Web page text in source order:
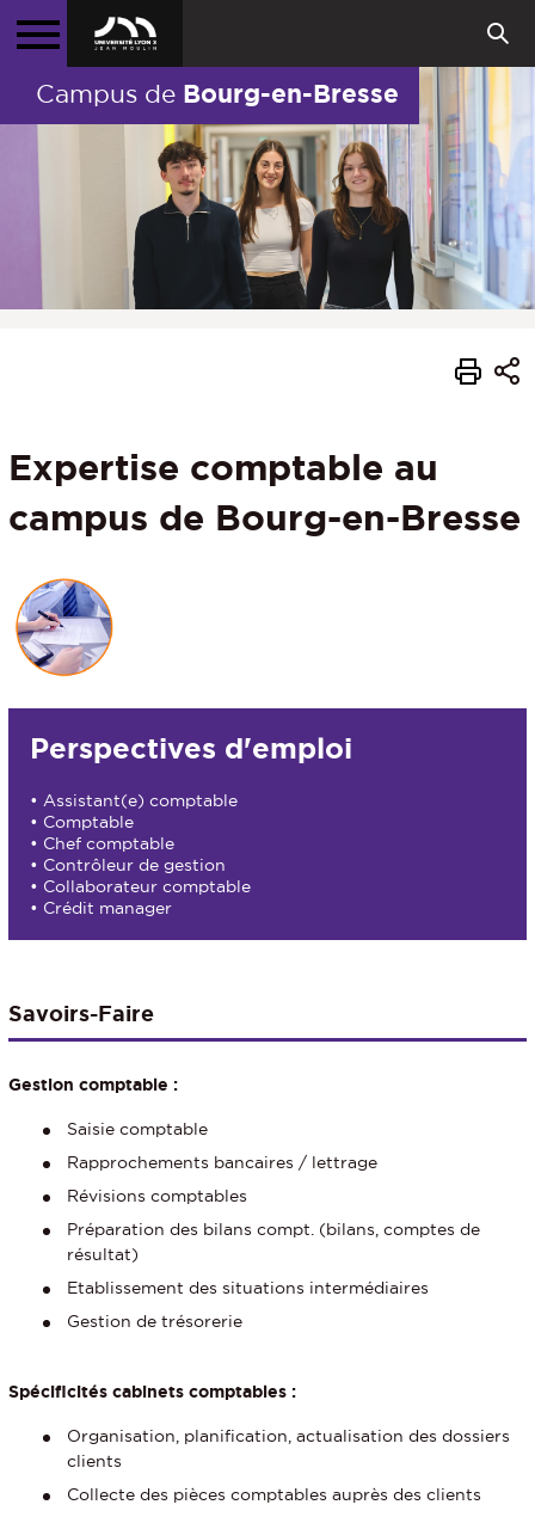
Campus de Bourg-en-Bresse
Expertise comptable au
campus de Bourg-en-Bresse
Perspectives d'emploi
• Assistant(e) comptable
• Comptable
• Chef comptable
• Contrôleur de gestion
• Collaborateur comptable
• Crédit manager
Savoirs-Faire
Gestion comptable :
Saisie comptable
Rapprochements bancaires / lettrage
Révisions comptables
Préparation des bilans compt. (bilans, comptes de
résultat)
Etablissement des situations intermédiaires
Gestion de trésorerie
Spécificités cabinets comptables :
Organisation, planification, actualisation des dossiers
clients
Collecte des pièces comptables auprès des clients